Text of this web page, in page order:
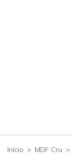
Início > MDF Cru >